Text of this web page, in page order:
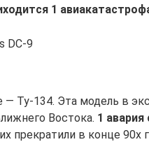
1
DC-9
Ту-134. Эта модель в
Востока. 1 авария
прекратили в конце 90х